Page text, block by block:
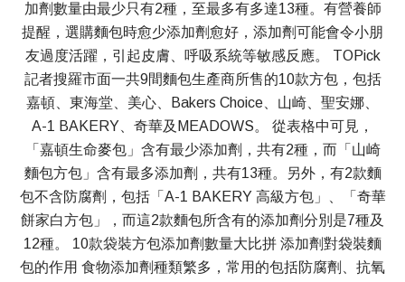
加劑數量由最少只有2種，至最多有多達13種。有營養師
提醒，選購麵包時愈少添加劑愈好，添加劑可能會令小朋
友過度活躍，引起皮膚、呼吸系統等敏感反應。 TOPick
記者搜羅市面一共9間麵包生產商所售的10款方包，包括
嘉頓、東海堂、美心、Bakers Choice、山崎、聖安娜、
A-1 BAKERY、奇華及MEADOWS。 從表格中可見，
「嘉頓生命麥包」含有最少添加劑，共有2種，而「山崎
麵包方包」含有最多添加劑，共有13種。另外，有2款麵
包不含防腐劑，包括「A-1 BAKERY 高級方包」、「奇華
餅家白方包」，而這2款麵包所含有的添加劑分別是7種及
12種。 10款袋裝方包添加劑數量大比拼 添加劑對袋裝麵
包的作用 食物添加劑種類繁多，常用的包括防腐劑、抗氧